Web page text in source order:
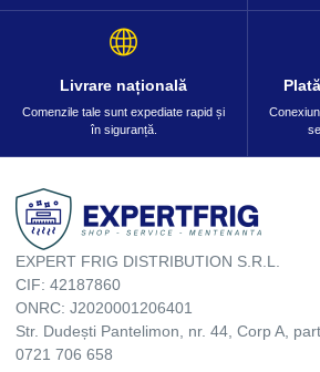
Livrare națională
Comenzile tale sunt expediate rapid și
în siguranță.
EXPERT FRIG DISTRIBUTION S.R.L.
CIF: 42187860
ONRC: J2020001206401
Str. Dudești Pantelimon, nr. 44, Corp A,
0721 706 658